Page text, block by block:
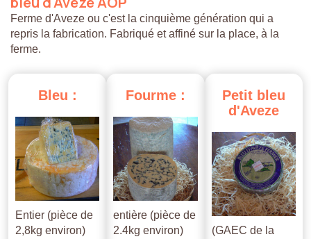
Ferme d'Aveze ou c'est la cinquième génération qui a
repris la fabrication. Fabriqué et affiné sur la place, à la
ferme.
Bleu :
Entier (pièce de
2,8kg environ)
Fourme :
entière (pièce de
2.4kg environ)
Petit bleu
d'Aveze
(GAEC de la